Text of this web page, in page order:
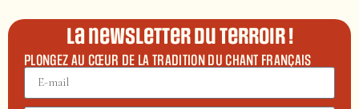
La newsletter du terroir !
PLONGEZ AU CŒUR DE LA TRADITION DU CHANT FRANÇAIS